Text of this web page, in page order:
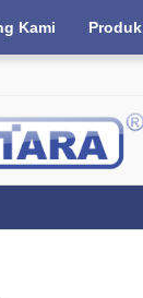
Kami Produk